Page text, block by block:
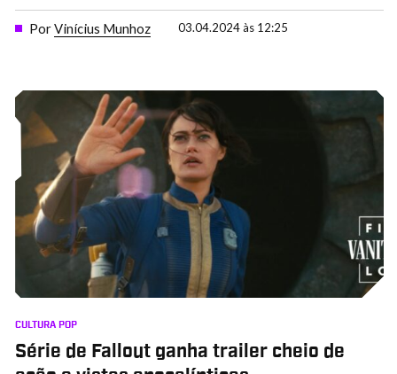
PorVinícius Munhoz 03.04.2024 às 12:25
CULTURA POP
Série de Fallout ganha trailer cheio de